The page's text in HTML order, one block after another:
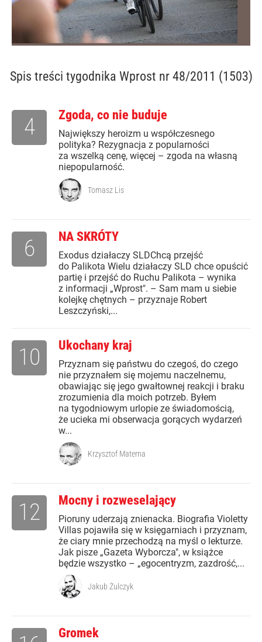
Spis treści tygodnika Wprost nr 48/2011 (1503)
Zgoda, co nie buduje
Największy heroizm u współczesnego
polityka? Rezygnacja z popularności
za wszelką cenę, więcej – zgoda na własną
niepopularność.
4
Tomasz Lis
NA SKRÓTY
Exodus działaczy SLDChcą przejść
do Palikota Wielu działaczy SLD chce opuścić
partię i przejść do Ruchu Palikota – wynika
z informacji „Wprost". – Sam mam u siebie
kolejkę chętnych – przyznaje Robert
Leszczyński,...
6
Ukochany kraj
Przyznam się państwu do czegoś, do czego
nie przyznałem się mojemu naczelnemu,
obawiając się jego gwałtownej reakcji i braku
zrozumienia dla moich potrzeb. Byłem
na tygodniowym urlopie ze świadomością,
że ucieka mi obserwacja gorących wydarzeń
w...
10
Krzysztof Materna
Mocny i rozweselający
Pioruny uderzają znienacka. Biografia Violetty
Villas pojawiła się w księgarniach i przyznam,
że ciary mnie przechodzą na myśl o lekturze.
Jak pisze „Gazeta Wyborcza", w książce
będzie wszystko – „egocentryzm, zazdrość,...
12
Jakub Żulczyk
Gromek